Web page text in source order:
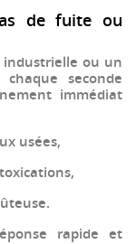
de fuite ou
ou un
seconde
immédiat
usées,
rapide et